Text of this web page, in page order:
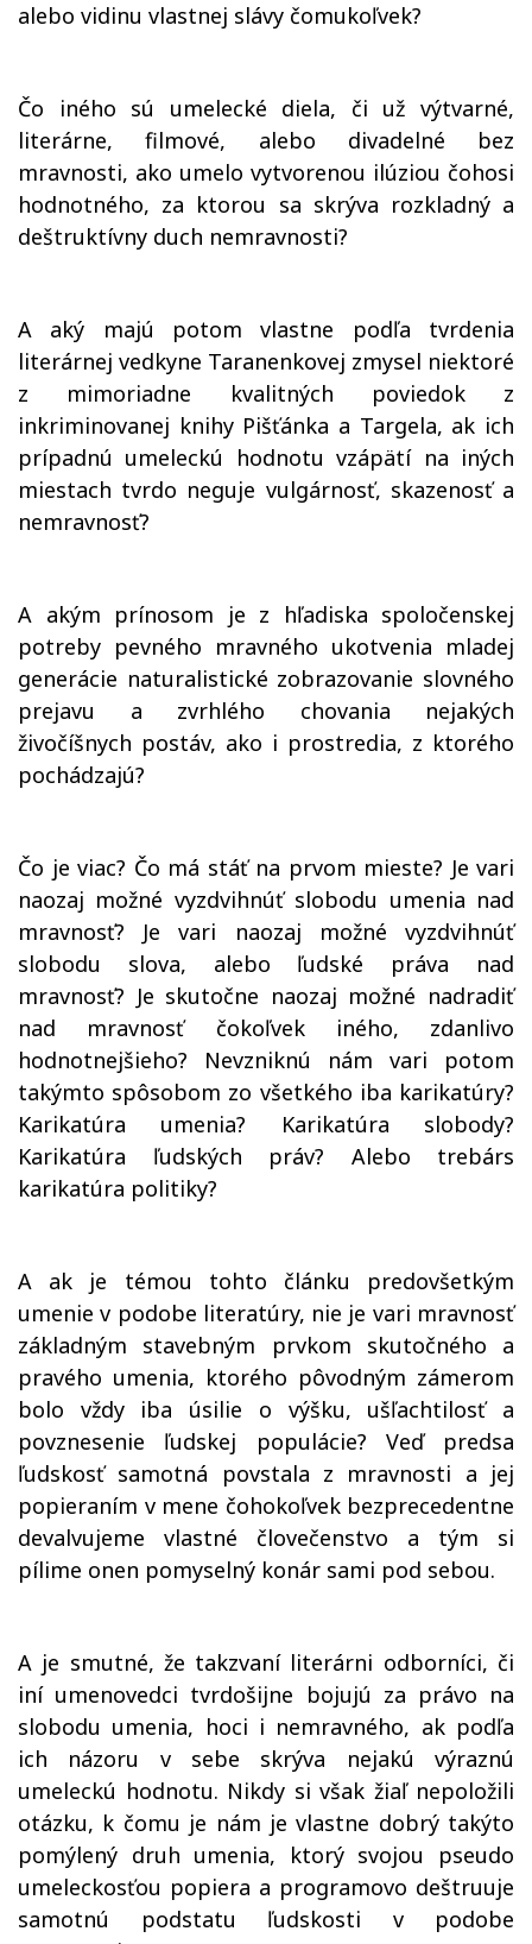
alebo vidinu vlastnej slávy čomukoľvek?
Čo iného sú umelecké diela, či už výtvarné,
literárne, filmové, alebo divadelné bez
mravnosti, ako umelo vytvorenou ilúziou čohosi
hodnotného, za ktorou sa skrýva rozkladný a
deštruktívny duch nemravnosti?
A aký majú potom vlastne podľa tvrdenia
literárnej vedkyne Taranenkovej zmysel niektoré
z mimoriadne kvalitných poviedok z
inkriminovanej knihy Pišťánka a Targela, ak ich
prípadnú umeleckú hodnotu vzápätí na iných
miestach tvrdo neguje vulgárnosť, skazenosť a
nemravnosť?
A akým prínosom je z hľadiska spoločenskej
potreby pevného mravného ukotvenia mladej
generácie naturalistické zobrazovanie slovného
prejavu a zvrhlého chovania nejakých
živočíšnych postáv, ako i prostredia, z ktorého
pochádzajú?
Čo je viac? Čo má stáť na prvom mieste? Je vari
naozaj možné vyzdvihnúť slobodu umenia nad
mravnosť? Je vari naozaj možné vyzdvihnúť
slobodu slova, alebo ľudské práva nad
mravnosť? Je skutočne naozaj možné nadradiť
nad mravnosť čokoľvek iného, zdanlivo
hodnotnejšieho? Nevzniknú nám vari potom
takýmto spôsobom zo všetkého iba karikatúry?
Karikatúra umenia? Karikatúra slobody?
Karikatúra ľudských práv? Alebo trebárs
karikatúra politiky?
A ak je témou tohto článku predovšetkým
umenie v podobe literatúry, nie je vari mravnosť
základným stavebným prvkom skutočného a
pravého umenia, ktorého pôvodným zámerom
bolo vždy iba úsilie o výšku, ušľachtilosť a
povznesenie ľudskej populácie? Veď predsa
ľudskosť samotná povstala z mravnosti a jej
popieraním v mene čohokoľvek bezprecedentne
devalvujeme vlastné človečenstvo a tým si
pílime onen pomyselný konár sami pod sebou.
A je smutné, že takzvaní literárni odborníci, či
iní umenovedci tvrdošijne bojujú za právo na
slobodu umenia, hoci i nemravného, ak podľa
ich názoru v sebe skrýva nejakú výraznú
umeleckú hodnotu. Nikdy si však žiaľ nepoložili
otázku, k čomu je nám je vlastne dobrý takýto
pomýlený druh umenia, ktorý svojou pseudo
umeleckosťou popiera a programovo deštruuje
samotnú podstatu ľudskosti v podobe